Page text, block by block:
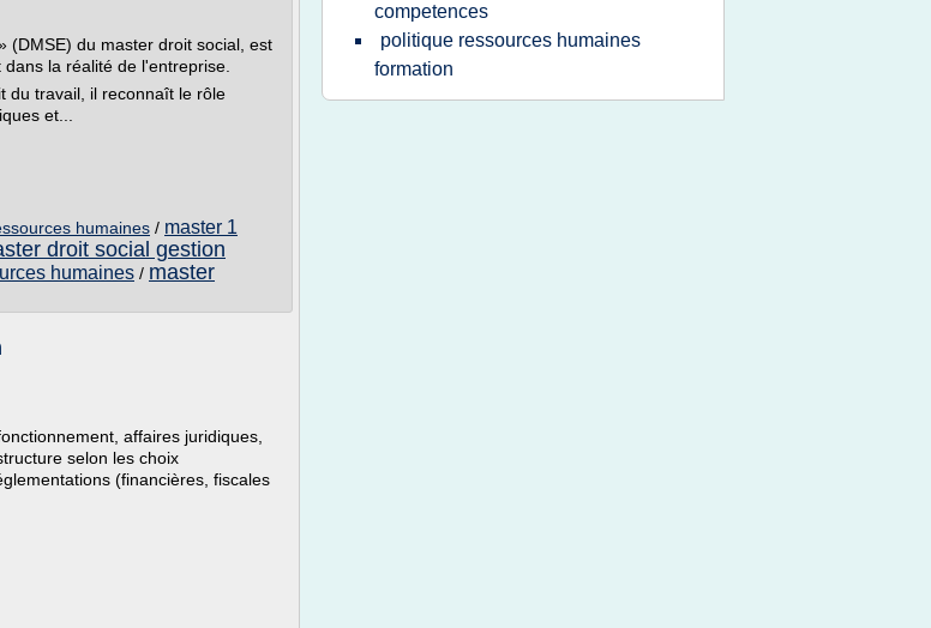
(DMSE) du master droit social, est
la réalité de l'entreprise.
du travail, il reconnaît le rôle
et...
humaines / master 1
droit social gestion
humaines / master
affaires juridiques,
selon les choix
(financières, fiscales
competences
politique ressources humaines
formation